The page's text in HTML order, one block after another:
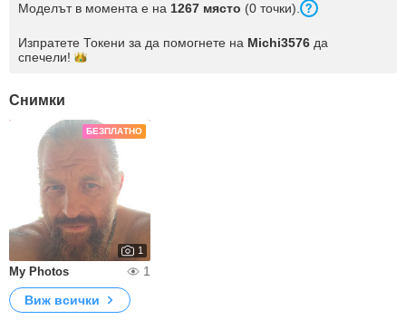
Моделът в момента е на 1267 място (0 точки).
Изпратете Токени за да помогнете на Michi3576 да
спечели!
Снимки
БЕЗПЛАТНО
1
My Photos
1
Виж всички